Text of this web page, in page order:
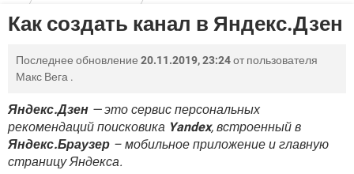
ИГРЫ WINDOWS 10
GOOGLE
TIKTOK
WHATSAPP INSTAGRAM
FACEBOOK ИГРЫ
ВИДЕО GOOGLE
YANDEX
ЗАГРУЗКИ
WHATSAPP
WINDOWS 10 ВКОНТАКТЕ
GOOGLE
ФОРУМ
WHATSAPP INSTAGRAM
FACEBOOK ИГРЫ
WINDOWS 10
TIKTOK TELEGRAM
WHATSAPP INSTAGRAM
Как создать канал в Яндекс.Дзен
Последнее обновление 20.11.2019, 23:24от пользователя
Макс Вега .
Яндекс.Дзен — это сервис персональных
рекомендаций поисковика Yandex, встроенный в
Яндекс.Браузер – мобильное приложение и главную
страницу Яндекса.